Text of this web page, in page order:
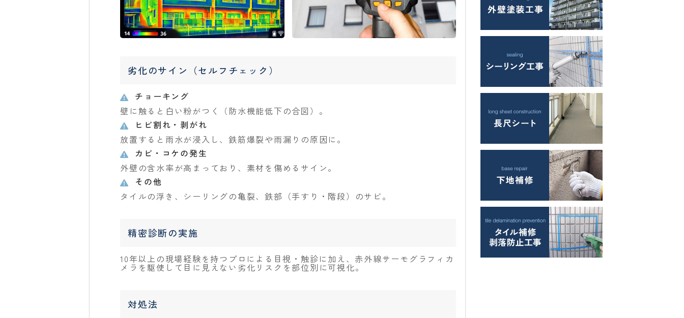
劣化のサイン（セルフチェック）
チョーキング
壁に触ると白い粉がつく（防水機能低下の合図）。
ヒビ割れ・剥がれ
放置すると雨水が浸入し、鉄筋爆裂や雨漏りの原因に。
カビ・コケの発生
外壁の含水率が高まっており、素材を傷めるサイン。
その他
タイルの浮き、シーリングの亀裂、鉄部（手すり・階段）のサビ。
精密診断の実施
10年以上の現場経験を持つプロによる目視・触診に加え、赤外線サーモグラフィカ
メラを駆使して目に見えない劣化リスクを部位別に可視化。
対処法